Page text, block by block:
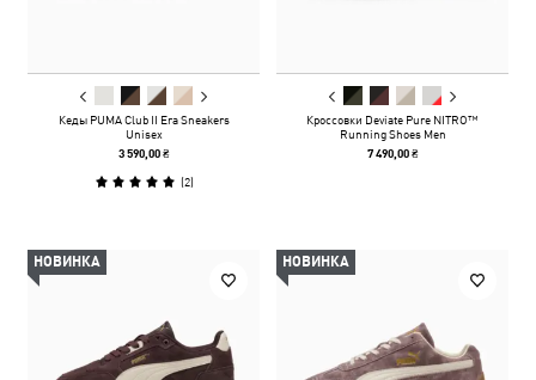
Кеды PUMA Club II Era Sneakers
Unisex
3 590,00 ₴
(2)
Кроссовки Deviate Pure NITRO™
Running Shoes Men
7 490,00 ₴
НОВИНКА НОВИНКА